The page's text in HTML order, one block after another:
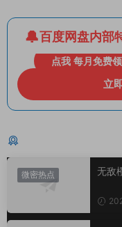
百度网盘内部
点我 每月免费
立
微密热点
无敌